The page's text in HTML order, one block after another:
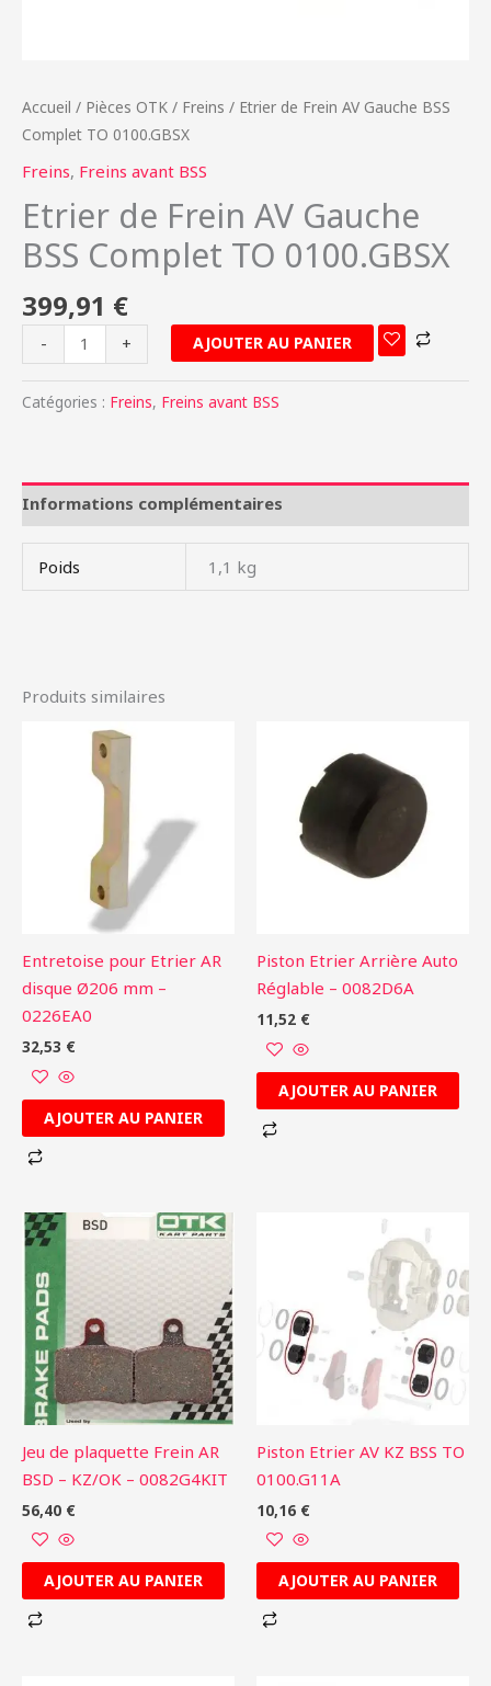
Accueil / Pièces OTK / Freins / Etrier de Frein AV Gauche BSS
Complet TO 0100.GBSX
Freins, Freins avant BSS
Etrier de Frein AV Gauche
BSS Complet TO 0100.GBSX
399,91 €
- + AJOUTER AU PANIER
Catégories : Freins, Freins avant BSS
Informations complémentaires
Poids 1,1 kg
Produits similaires
Entretoise pour Etrier AR
disque Ø206 mm –
0226EA0
32,53 €
AJOUTER AU PANIER
Piston Etrier Arrière Auto
Réglable – 0082D6A
11,52 €
AJOUTER AU PANIER
Jeu de plaquette Frein AR
BSD – KZ/OK – 0082G4KIT
56,40 €
AJOUTER AU PANIER
Piston Etrier AV KZ BSS TO
0100.G11A
10,16 €
AJOUTER AU PANIER